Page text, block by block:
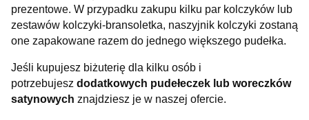
prezentowe. W przypadku zakupu kilku par kolczyków lub
zestawów kolczyki-bransoletka, naszyjnik kolczyki zostaną
one zapakowane razem do jednego większego pudełka.
Jeśli kupujesz biżuterię dla kilku osób i
potrzebujesz dodatkowych pudełeczek lub woreczków
satynowych znajdziesz je w naszej ofercie.